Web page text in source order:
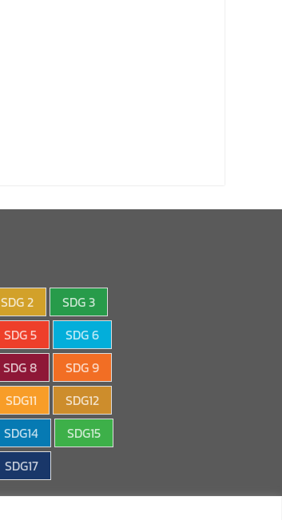
SDG 2
SDG 3
SDG 5
SDG 6
SDG 8
SDG 9
SDG11
SDG12
SDG14
SDG15
SDG17